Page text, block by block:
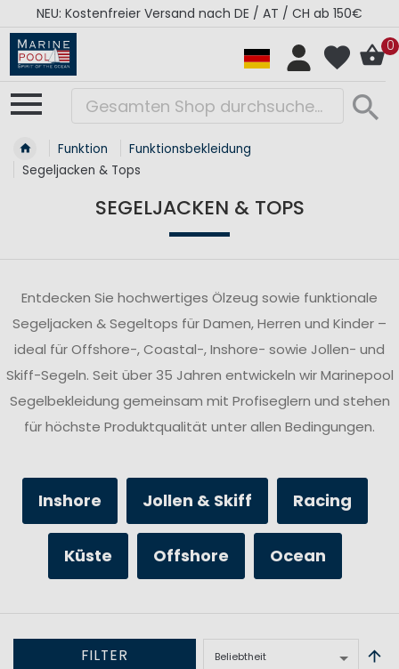
RÉGATES ROYALES Kollektion - Super Sale
0
Funktion
Funktionsbekleidung
Segeljacken & Tops
SEGELJACKEN & TOPS
Entdecken Sie hochwertiges Ölzeug sowie funktionale
Segeljacken & Segeltops für Damen, Herren und Kinder –
ideal für Offshore-, Coastal-, Inshore- sowie Jollen- und
Skiff-Segeln. Seit über 35 Jahren entwickeln wir Marinepool
Segelbekleidung gemeinsam mit Profiseglern und stehen
für höchste Produktqualität unter allen Bedingungen.
Inshore Jollen & Skiff Racing
Küste Offshore Ocean
FILTER